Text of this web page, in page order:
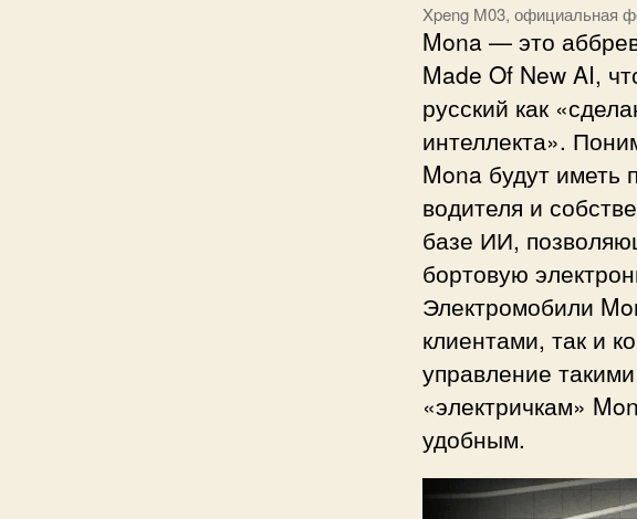
Xpeng M03, официальная
Mona — это
Made Of New AI,
русский как
интеллекта».
Mona будут иметь
водителя и
базе ИИ,
бортовую
Электромобили
клиентами, так и
управление
«электричкам»
удобным.